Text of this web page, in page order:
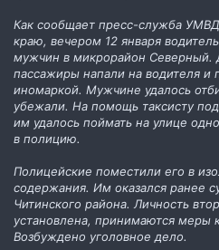
Как сообщает пресс-служба
краю, вечером 12 января
мужчин в микрорайон Северный.
пассажиры напали на водителя и
иномаркой. Мужчине удалось
убежали. На помощь таксисту
им удалось поймать на улице
в полицию.
Полицейские поместили его в
содержания. Им оказался ранее
Читинского района. Личность
установлена, принимаются меры
Возбуждено уголовное дело.